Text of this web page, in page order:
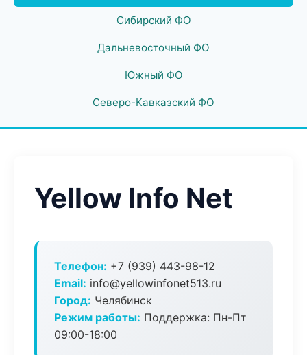
Сибирский ФО
Дальневосточный ФО
Южный ФО
Северо-Кавказский ФО
Yellow Info Net
Телефон: +7 (939) 443-98-12
Email: info@yellowinfonet513.ru
Город: Челябинск
Режим работы: Поддержка: Пн-Пт
09:00-18:00